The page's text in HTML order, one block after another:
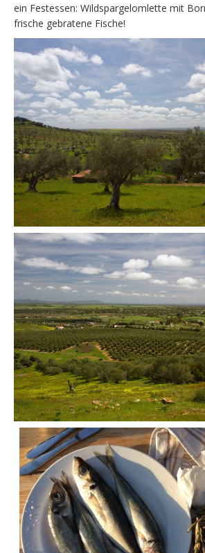
ein Festessen: Wildspargelomlette mit
frische gebratene Fische!